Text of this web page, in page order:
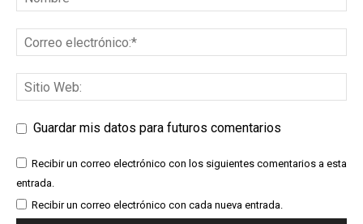
Guardar mis datos para futuros comentarios
Recibir un correo electrónico con los siguientes comentarios a esta
entrada.
Recibir un correo electrónico con cada nueva entrada.